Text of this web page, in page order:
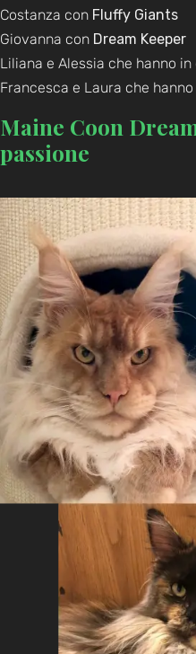
Costanza con Fluffy Giants
Giovanna con Dream Keeper
Liliana e Alessia che hanno
Francesca e Laura che
Maine Coon
passione